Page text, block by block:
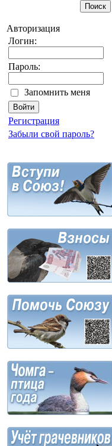
Авторизация
Логин:
Пароль:
Запомнить меня
Регистрация
Забыли свой пароль?